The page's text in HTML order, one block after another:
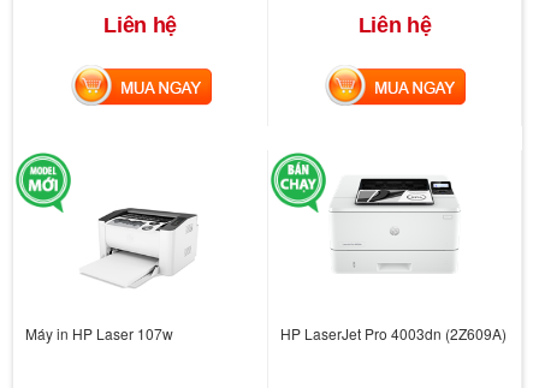
Liên hệ
MUA NGAY
Liên hệ
MUA NGAY
Máy in HP Laser 107w HP LaserJet Pro 4003dn (2Z609A)